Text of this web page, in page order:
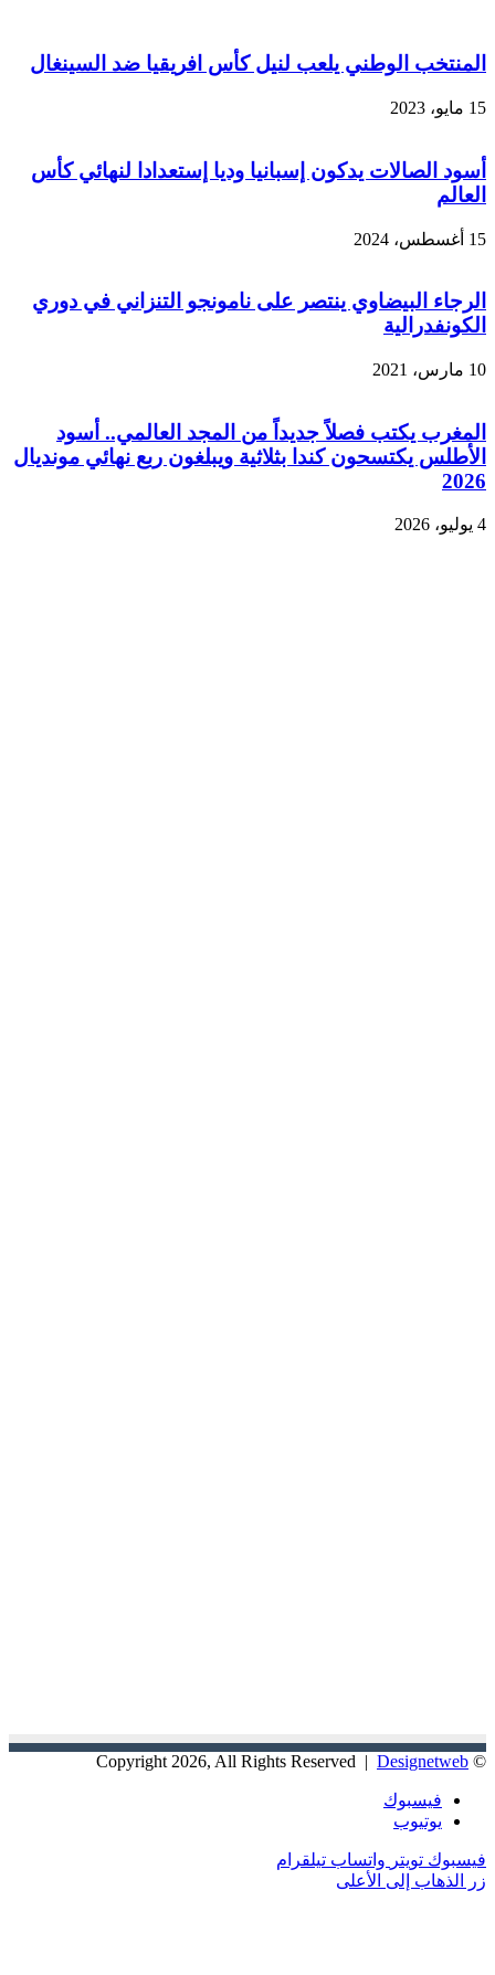
المنتخب الوطني يلعب لنيل كأس افريقيا ضد السينغال
15 مايو، 2023
أسود الصالات يدكون إسبانيا وديا إستعدادا لنهائي كأس
العالم
15 أغسطس، 2024
الرجاء البيضاوي ينتصر على نامونجو التنزاني في دوري
الكونفدرالية
10 مارس، 2021
المغرب يكتب فصلاً جديداً من المجد العالمي.. أسود
الأطلس يكتسحون كندا بثلاثية ويبلغون ربع نهائي مونديال
2026
4 يوليو، 2026
© Copyright 2026, All Rights Reserved |
Designetweb
فيسبوك
يوتيوب
فيسبوك تويتر واتساب تيلقرام
زر الذهاب إلى الأعلى